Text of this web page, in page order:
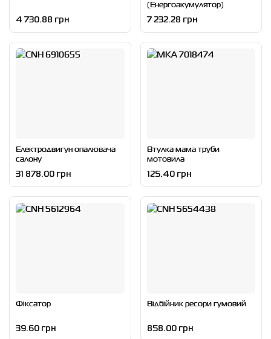
4 730.88 грн
(Енергоакумулятор)
7 232.28 грн
Електродвигун опалювача
салону
31 878.00 грн
Втулка мама труби
мотовила
125.40 грн
Фіксатор
39.60 грн
Відбійник ресори гумовий
858.00 грн